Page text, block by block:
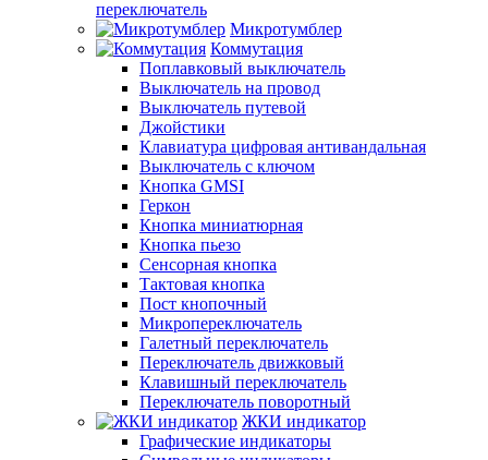
переключатель
Микротумблер
Коммутация
Поплавковый выключатель
Выключатель на провод
Выключатель путевой
Джойстики
Клавиатура цифровая антивандальная
Выключатель с ключом
Кнопка GMSI
Геркон
Кнопка миниатюрная
Кнопка пьезо
Сенсорная кнопка
Тактовая кнопка
Пост кнопочный
Микропереключатель
Галетный переключатель
Переключатель движковый
Клавишный переключатель
Переключатель поворотный
ЖКИ индикатор
Графические индикаторы